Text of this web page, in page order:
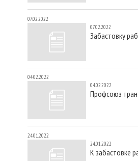
07.02.2022
07.02.2022
Забастовку
04.02.2022
04.02.2022
Профсоюз
24.01.2022
24.01.2022
К забастовке